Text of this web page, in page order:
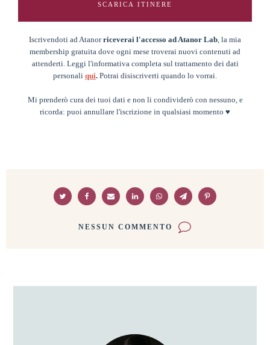
SCARICA ITINERE
Iscrivendoti ad Atanorriceverai l'accesso ad Atanor Lab, la mia
membership gratuita dove ogni mese troverai nuovi contenuti ad
attenderti. Leggi l'informativa completa sul trattamento dei dati
personali qui. Potrai disiscriverti quando lo vorrai.
Mi prenderò cura dei tuoi dati e non li condividerò con nessuno, e
ricorda: puoi annullare l'iscrizione in qualsiasi momento ♥
NESSUN COMMENTO